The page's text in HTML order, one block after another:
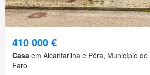
410 000 €
Casa em Alcantarilha e Pêra, Município
Faro